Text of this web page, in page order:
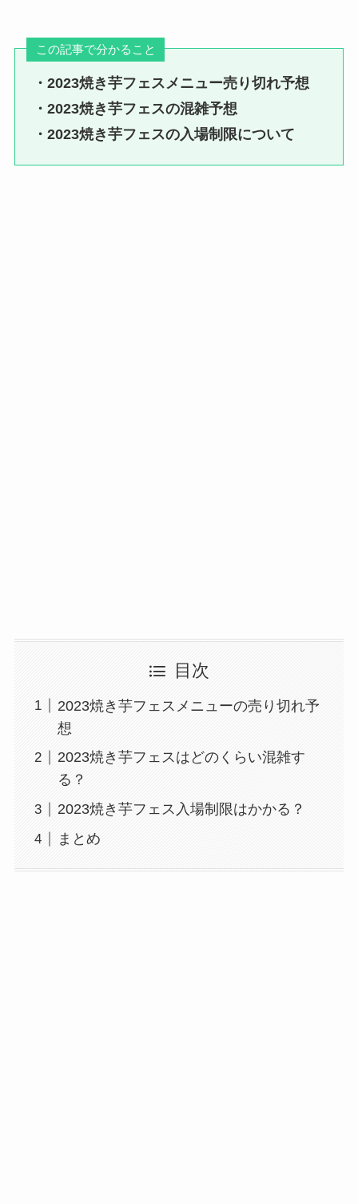
この記事で分かること
・2023焼き芋フェスメニュー売り切れ予想
・2023焼き芋フェスの混雑予想
・2023焼き芋フェスの入場制限について
目次
2023焼き芋フェスメニューの売り切れ予
想
2023焼き芋フェスはどのくらい混雑す
る？
2023焼き芋フェス入場制限はかかる？
まとめ